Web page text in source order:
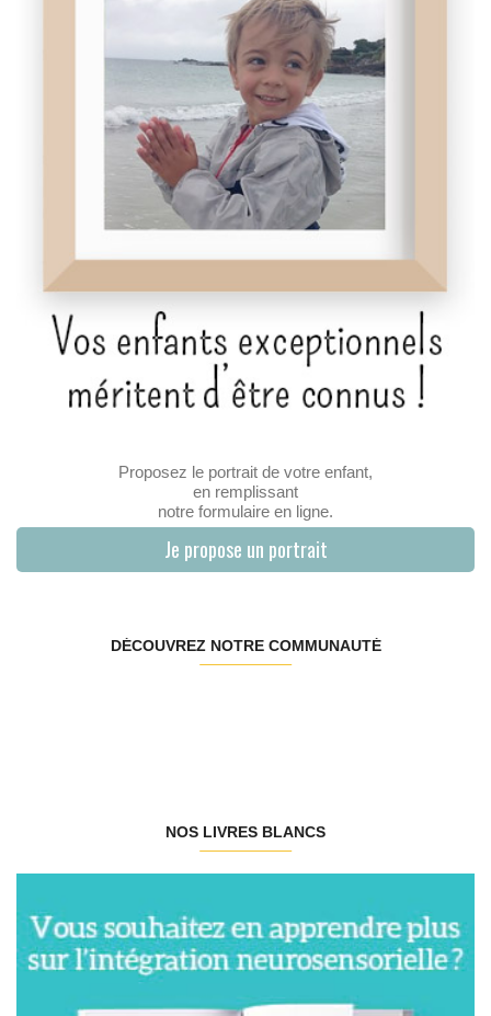
Proposez le portrait de votre enfant,
en remplissant
notre formulaire en ligne.
Je propose un portrait
DÉCOUVREZ NOTRE COMMUNAUTÉ
NOS LIVRES BLANCS